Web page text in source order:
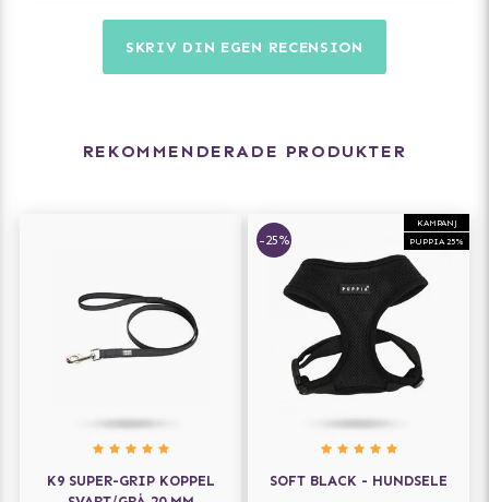
SKRIV DIN EGEN RECENSION
REKOMMENDERADE PRODUKTER
K9 SUPER-GRIP KOPPEL
KAMPANJ
PUPPIA 25%
-25%
SOFT BLACK - HUNDSELE